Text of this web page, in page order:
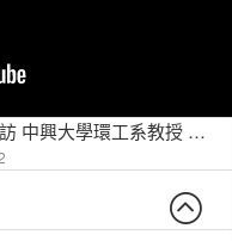
2018 05 01《POP搶先爆》黃光芹 專訪 中興大學環工系教授 莊秉潔